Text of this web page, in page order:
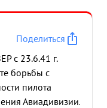
Поделиться
с 23.6.41 г.
борьбы с
пилота
Авиадивизии.